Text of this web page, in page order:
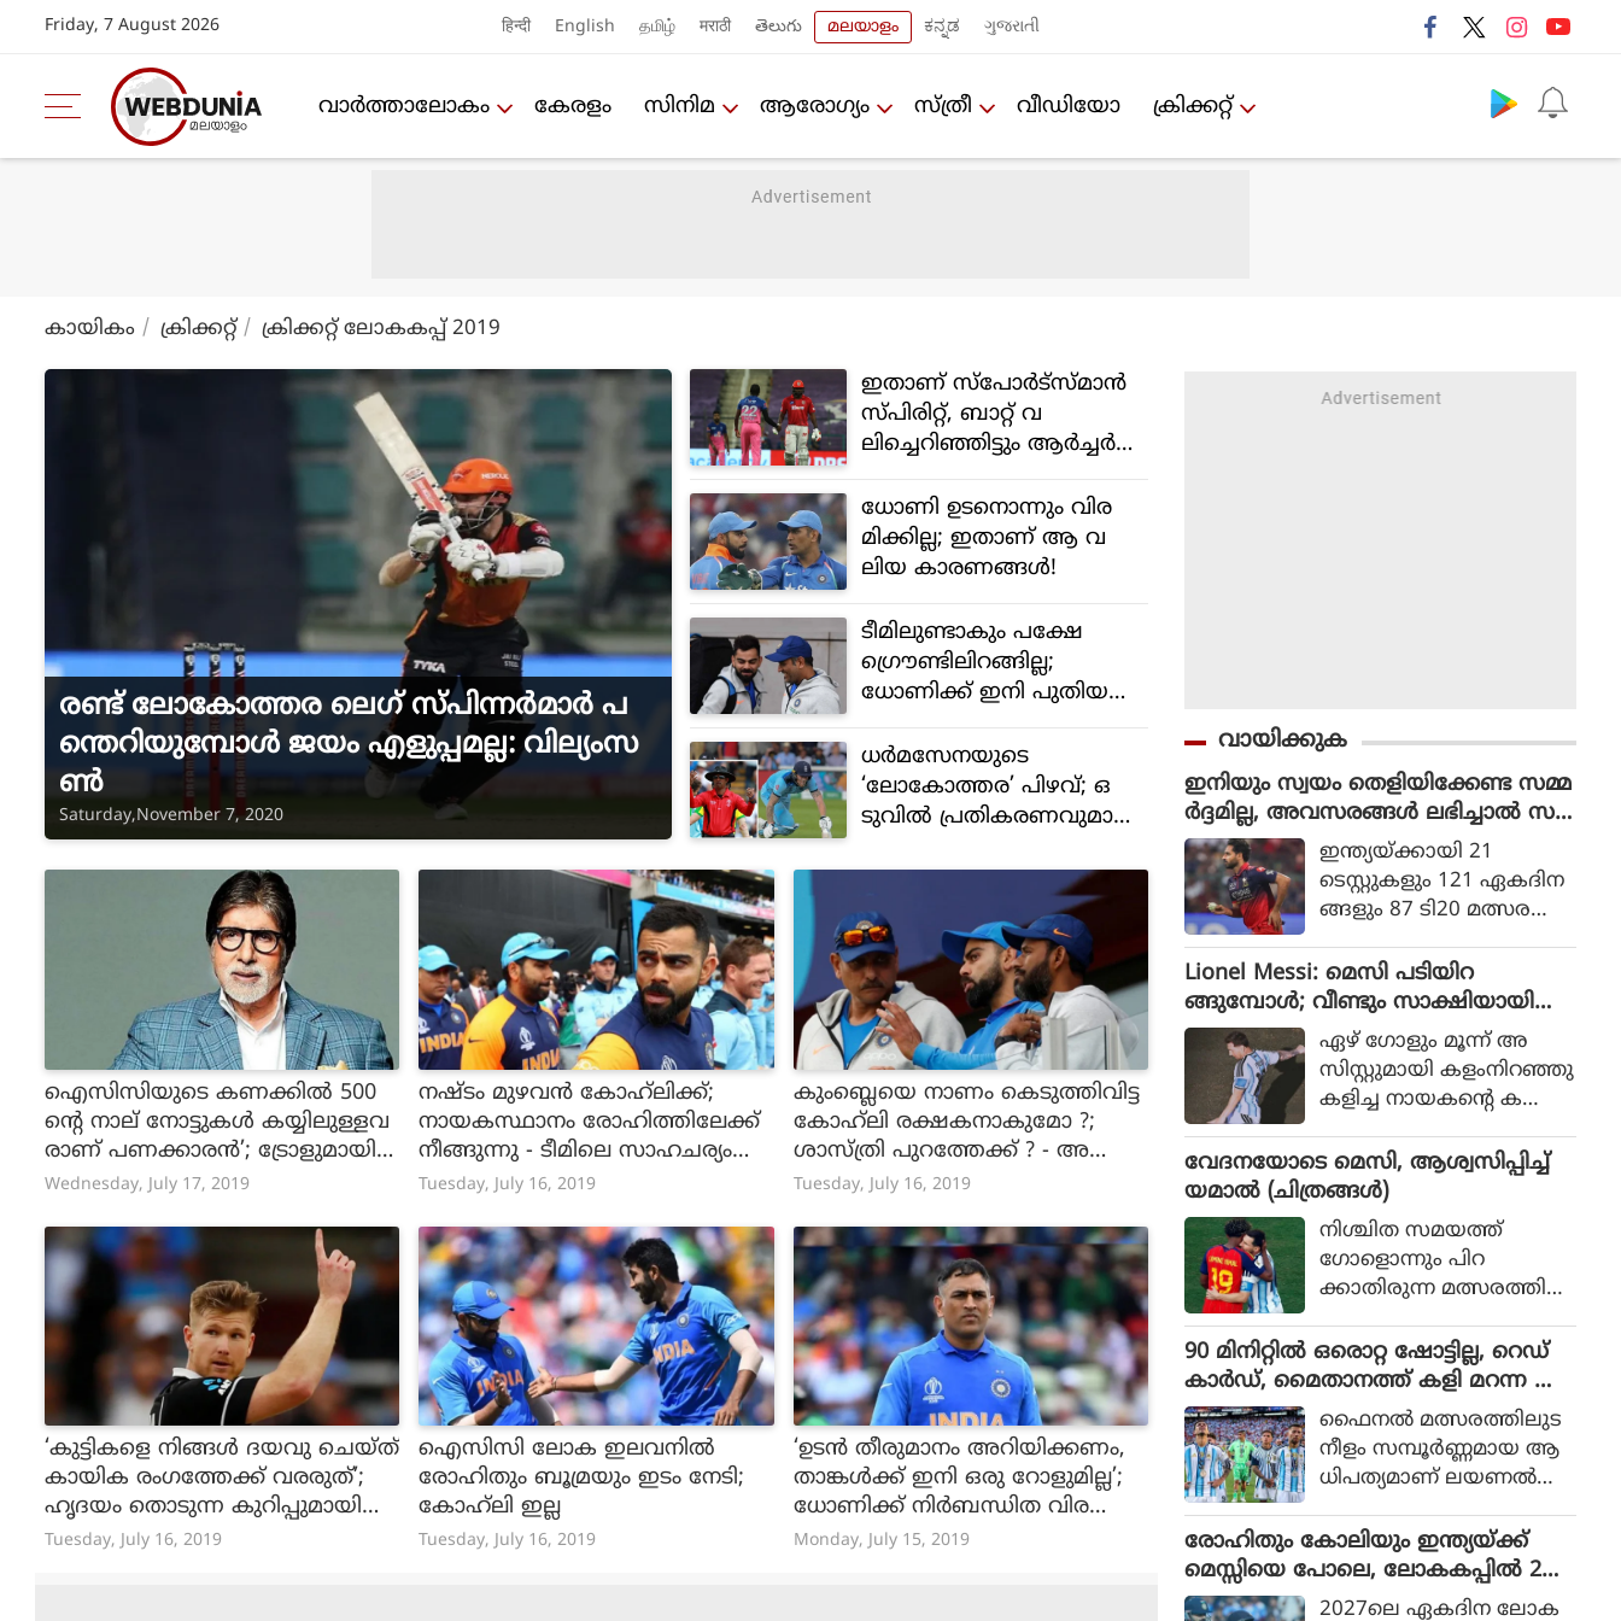
Friday, 7 August 2026 हिन्दी English தமிழ் मराठी తెలుగు മലയാളം ಕನ್ನಡ ગુજરાતી
വാര്‍ത്താലോകം കേരളം സിനിമ ആരോഗ്യം സ്ത്രീ വീഡിയോ ക്രിക്കറ്റ്‌
കായികം ക്രിക്കറ്റ്‌ ക്രിക്കറ്റ് ലോകകപ്പ് 2019
രണ്ട് ലോകോത്തര ലെഗ് സ്പിന്നർമാർ പ
ന്തെറിയുമ്പോൾ ജയം എളുപ്പമല്ല: വില്യംസ
ൺ
Saturday,November 7, 2020
ഇതാണ് സ്പോർട്‌സ്‌മാൻ
സ്പിരിറ്റ്, ബാറ്റ് വ
ലിച്ചെറിഞ്ഞിട്ടും ആർച്ചർക്ക്
കൈ‌കൊടുത്ത് ബോസ്
ധോണി ഉടനൊന്നും വിര
മിക്കില്ല; ഇതാണ് ആ വ
ലിയ കാരണങ്ങള്‍!
ടീമിലുണ്ടാകും പക്ഷേ
ഗ്രൌണ്ടിലിറങ്ങില്ല;
ധോണിക്ക് ഇനി പുതിയ
ഡ്യൂട്ടി - വിരമിക്കല്‍ ഇ
പ്പോഴില്ല!
ധര്‍മസേനയുടെ
‘ലോകോത്തര’ പിഴവ്; ഒ
ടുവില്‍ പ്രതികരണവുമായി
ഐസിസിയുടെ കണക്കില്‍ 500
ന്റെ നാല് നോട്ടുകള്‍ കയ്യിലുള്ളവ
രാണ് പണക്കാരന്‍’; ട്രോളുമായി
അമിതാഭ് ബച്ചൻ
Wednesday, July 17, 2019
നഷ്‌ടം മുഴവന്‍ കോഹ്‌ലിക്ക്;
നായകസ്ഥാനം രോഹിത്തിലേക്ക്
നീങ്ങുന്നു - ടീമിലെ സാഹചര്യം
മോശം!
Tuesday, July 16, 2019
കുംബ്ലെയെ നാണം കെടുത്തിവിട്ട
കോഹ്‌ലി രക്ഷകനാകുമോ ?;
ശാസ്‌ത്രി പുറത്തേക്ക് ? - അ
പേക്ഷ വിളിക്കും
Tuesday, July 16, 2019
‘കുട്ടികളെ നിങ്ങള്‍ ദയവു ചെയ്ത്
കായിക രംഗത്തേക്ക് വരരുത്’;
ഹൃദയം തൊടുന്ന കുറിപ്പുമായി
ന്യൂസിലന്‍ഡ് താരം ജെയിംസ്
Tuesday, July 16, 2019
ഐസിസി ലോക ഇലവനിൽ
രോഹിതും ബൂമ്രയും ഇടം നേടി;
കോഹ്‌ലി ഇല്ല
Tuesday, July 16, 2019
‘ഉടന്‍ തീരുമാനം അറിയിക്കണം,
താങ്കള്‍ക്ക് ഇനി ഒരു റോളുമില്ല’;
ധോണിക്ക് നിര്‍ബന്ധിത വിര
മിക്കാല്‍! ?
Monday, July 15, 2019
വായിക്കുക
ഇനിയും സ്വയം തെളിയിക്കേണ്ട സമ്മ
ർദ്ദമില്ല, അവസരങ്ങൾ ലഭിച്ചാൽ സ
ന്തോഷം അത്രമാത്രം : ഭുവനേശ്വർ
കുമാർ
ഇന്ത്യയ്ക്കായി 21
ടെസ്റ്റുകളും 121 ഏകദിന
ങ്ങളും 87 ടി20 മത്സരങ്ങ
കുമാര്‍ കളിച്ചിട്ടുള്ളത്.
Lionel Messi: മെസി പടിയിറ
ങ്ങുമ്പോൾ; വീണ്ടും സാക്ഷിയായി
മെറ്റ്‌ലൈഫ് ഏഴ് ഗോളും മൂന്ന് അ
സിസ്റ്റുമായി കളംനിറഞ്ഞു
കളിച്ച നായകന്റെ ക
യ്ക്ക് 36 വർഷങ്ങൾക്കു
ശേഷം വിശ്വകിരീടം
വേദനയോടെ മെസി, ആശ്വസിപ്പിച്ച്
യമാൽ (ചിത്രങ്ങൾ)
നിശ്ചിത സമയത്ത്
ഗോളൊന്നും പിറ
ക്കാതിരുന്ന മത്സരത്തിൽ
സ്‌പെയിൻ ഗോൾ നേടിയ
ത്
90 മിനിറ്റിൽ ഒരൊറ്റ ഷോട്ടില്ല, റെഡ്
കാർഡ്, മൈതാനത്ത് കളി മറന്ന അ
ർജൻ്റീന, സ്പെയിനിന് മാത്രം അർഹ
തപ്പെട്ട കിരീടം
ഫൈനല്‍ മത്സരത്തിലുട
നീളം സമ്പൂര്‍ണ്ണമായ ആ
ധിപത്യമാണ് ലയണല്‍
യുടെ മുകളില്‍
സ്‌പെയിന്‍ ചെലുത്തിയ
ത്.
രോഹിതും കോലിയും ഇന്ത്യയ്ക്ക്
മെസ്സിയെ പോലെ, ലോകകപ്പിൽ 2
പേരും കളിക്കണമെന്ന് മുഹമ്മദ്
2027ലെ ഏകദിന ലോക